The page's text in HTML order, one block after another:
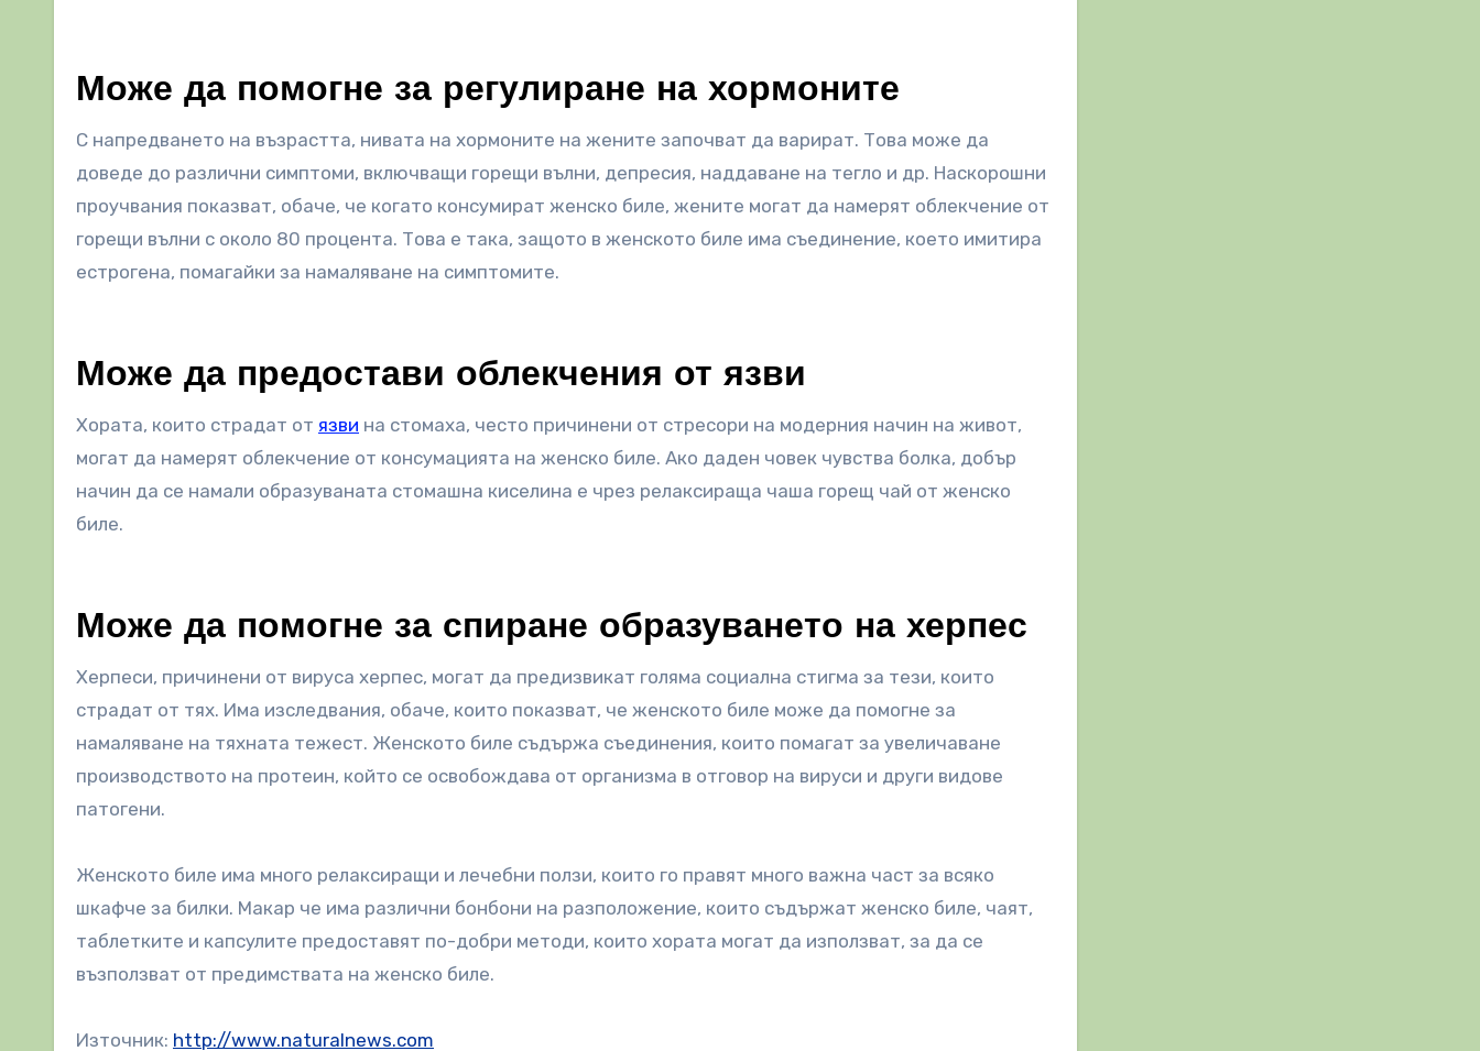
Може да помогне за регулиране на хормоните
С напредването на възрастта, нивата на хормоните на жените започват да варират. Това може да
доведе до различни симптоми, включващи горещи вълни, депресия, наддаване на тегло и др. Наскорошни
проучвания показват, обаче, че когато консумират женско биле, жените могат да намерят облекчение от
горещи вълни с около 80 процента. Това е така, защото в женското биле има съединение, което имитира
естрогена, помагайки за намаляване на симптомите.
Може да предостави облекчения от язви
Хората, които страдат от язви на стомаха, често причинени от стресори на модерния начин на живот,
могат да намерят облекчение от консумацията на женско биле. Ако даден човек чувства болка, добър
начин да се намали образуваната стомашна киселина е чрез релаксираща чаша горещ чай от женско
биле.
Може да помогне за спиране образуването на херпес
Херпеси, причинени от вируса херпес, могат да предизвикат голяма социална стигма за тези, които
страдат от тях. Има изследвания, обаче, които показват, че женското биле може да помогне за
намаляване на тяхната тежест. Женското биле съдържа съединения, които помагат за увеличаване
производството на протеин, който се освобождава от организма в отговор на вируси и други видове
патогени.
Женското биле има много релаксиращи и лечебни ползи, които го правят много важна част за всяко
шкафче за билки. Макар че има различни бонбони на разположение, които съдържат женско биле, чаят,
таблетките и капсулите предоставят по-добри методи, които хората могат да използват, за да се
възползват от предимствата на женско биле.
Източник: http://www.naturalnews.com